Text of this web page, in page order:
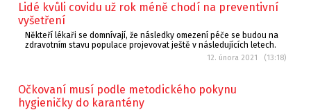
Lidé kvůli covidu už rok méně chodí na preventivní
vyšetření
Někteří lékaři se domnívají, že následky omezení péče se budou na
zdravotním stavu populace projevovat ještě v následujících letech.
12. února 2021 (13:18)
Očkovaní musí podle metodického pokynu
hygieničky do karantény